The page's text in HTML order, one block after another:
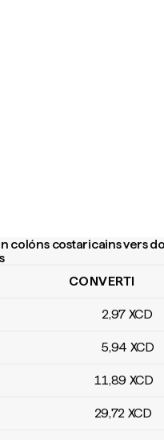
colóns costaricains vers
colóns costaricains vers
CONVERTI
2,97 XCD
5,94 XCD
11,89 XCD
29,72 XCD